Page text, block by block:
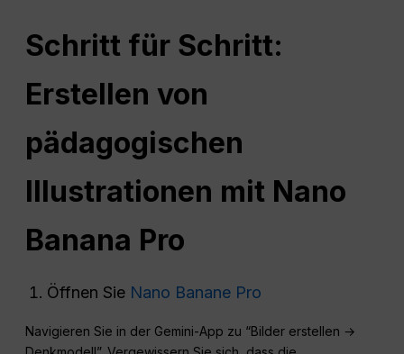
Schritt für Schritt:
Erstellen von
pädagogischen
Illustrationen mit Nano
Banana Pro
Öffnen Sie Nano Banane Pro
Navigieren Sie in der Gemini-App zu “Bilder erstellen →